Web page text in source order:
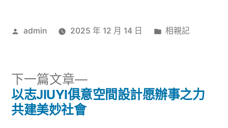
作
admin 2025 年 12 月 14 日
分
相親記
文
下一篇文章
下
一
以志JIUYI俱意空間設計愿辦事之力
共建美妙社會